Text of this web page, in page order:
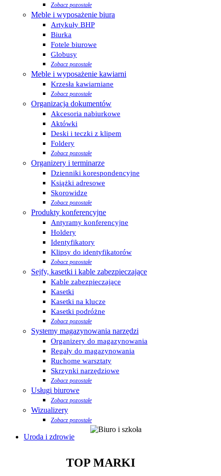
Zobacz pozostałe
Meble i wyposażenie biura
Artykuły BHP
Biurka
Fotele biurowe
Globusy
Zobacz pozostałe
Meble i wyposażenie kawiarni
Krzesła kawiarniane
Zobacz pozostałe
Organizacja dokumentów
Akcesoria nabiurkowe
Aktówki
Deski i teczki z klipem
Foldery
Zobacz pozostałe
Organizery i terminarze
Dzienniki korespondencyjne
Książki adresowe
Skorowidze
Zobacz pozostałe
Produkty konferencyjne
Antyramy konferencyjne
Holdery
Identyfikatory
Klipsy do identyfikatorów
Zobacz pozostałe
Sejfy, kasetki i kable zabezpieczające
Kable zabezpieczające
Kasetki
Kasetki na klucze
Kasetki podróżne
Zobacz pozostałe
Systemy magazynowania narzędzi
Organizery do magazynowania
Regały do magazynowania
Ruchome warsztaty
Skrzynki narzędziowe
Zobacz pozostałe
Usługi biurowe
Zobacz pozostałe
Wizualizery
Zobacz pozostałe
Uroda i zdrowie
TOP MARKI